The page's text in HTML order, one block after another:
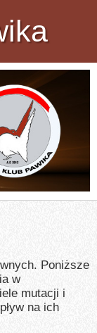
Poniższe
w
mutacji i
na ich